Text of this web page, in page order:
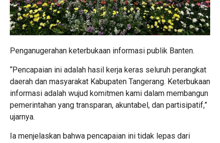
Penganugerahan keterbukaan informasi publik Banten.
“Pencapaian ini adalah hasil kerja keras seluruh perangkat
daerah dan masyarakat Kabupaten Tangerang. Keterbukaan
informasi adalah wujud komitmen kami dalam membangun
pemerintahan yang transparan, akuntabel, dan partisipatif,”
ujarnya.
Ia menjelaskan bahwa pencapaian ini tidak lepas dari